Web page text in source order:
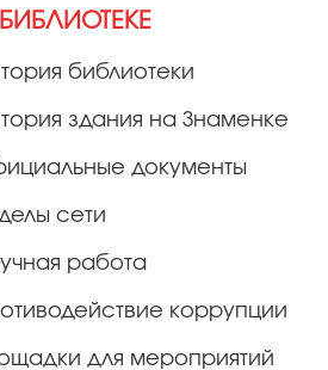
библиотеки
здания на Знаменке
документы
сети
работа
коррупции
для мероприятий